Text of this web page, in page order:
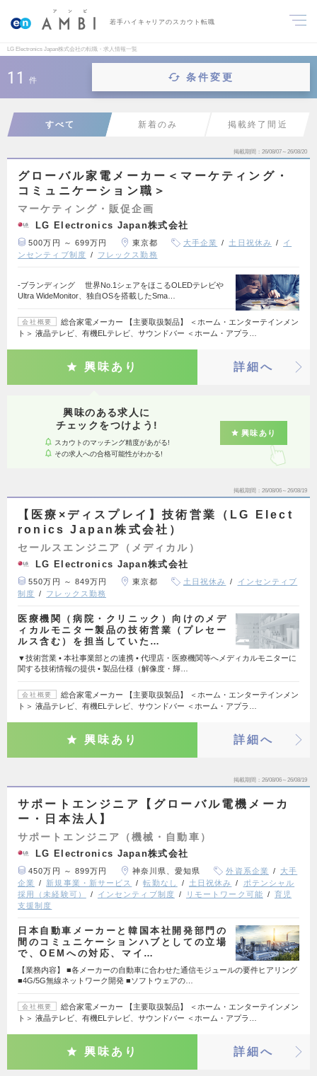
若手ハイキャリアのスカウト転職
LG Electronics Japan株式会社の転職・求人情報一覧
11 件 条件変更
すべて 新着のみ 掲載終了間近
掲載期間 26/08/07～26/08/20
グローバル家電メーカー＜マーケティング・
コミュニケーション職＞
マーケティング・販促企画
LG Electronics Japan株式会社
500万円 ～ 699万円 東京都 大手企業 土日祝休み
イ
ンセンティブ制度
フレックス勤務
-ブランディング 世界No.1シェアをほこるOLEDテレビや
Ultra WideMonitor、独自OSを搭載したSma…
会社概要
総合家電メーカー 【主要取扱製品】 ＜ホーム・エンターテインメン
ト＞ 液晶テレビ、有機ELテレビ、サウンドバー ＜ホーム・アプラ…
興味あり 詳細へ
興味のある求人に
チェックをつけよう!
スカウトのマッチング精度があがる!
その求人への合格可能性がわかる!
興味あり
掲載期間 26/08/06～26/08/19
【医療×ディスプレイ】技術営業（LG Elect
ronics Japan株式会社）
セールスエンジニア（メディカル）
LG Electronics Japan株式会社
550万円 ～ 849万円 東京都 土日祝休み
インセンティブ
制度
フレックス勤務
医療機関（病院・クリニック）向けのメデ
ィカルモニター製品の技術営業（プレセー
ルス含む）を担当していた…
▼技術営業 • 本社事業部との連携 • 代理店・医療機関等へメディカルモニターに
関する技術情報の提供 • 製品仕様（解像度・輝…
会社概要
総合家電メーカー 【主要取扱製品】 ＜ホーム・エンターテインメン
ト＞ 液晶テレビ、有機ELテレビ、サウンドバー ＜ホーム・アプラ…
興味あり 詳細へ
掲載期間 26/08/06～26/08/19
サポートエンジニア【グローバル電機メーカ
ー・日本法人】
サポートエンジニア（機械・自動車）
LG Electronics Japan株式会社
450万円 ～ 899万円 神奈川県、愛知県 外資系企業
大手
企業
新規事業・新サービス 転勤なし 土日祝休み
ポテンシャル
採用（未経験可）
インセンティブ制度 リモートワーク可能
育児
支援制度
日本自動車メーカーと韓国本社開発部門の
間のコミュニケーションハブとしての立場
で、OEMへの対応、マイ…
【業務内容】 ■各メーカーの自動車に合わせた通信モジュールの要件ヒアリング
■4G/5G無線ネットワーク開発 ■ソフトウェアの…
会社概要
総合家電メーカー 【主要取扱製品】 ＜ホーム・エンターテインメン
ト＞ 液晶テレビ、有機ELテレビ、サウンドバー ＜ホーム・アプラ…
興味あり 詳細へ